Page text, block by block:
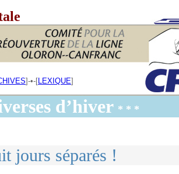
]-•-[LEXIQUE]
d’hiver * * *
jours séparés !